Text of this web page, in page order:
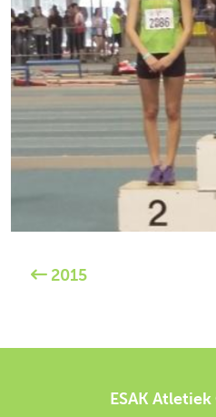
2015
ESAK Atletiek